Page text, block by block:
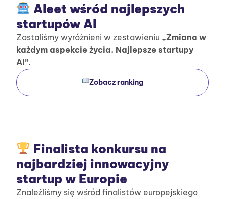
Aleet wśród najlepszych
startupów AI
Zostaliśmy wyróżnieni w zestawieniu „Zmiana w
każdym aspekcie życia. Najlepsze startupy
AI”.
Zobacz ranking
Finalista konkursu na
najbardziej innowacyjny
startup w Europie
Znaleźliśmy się wśród finalistów europejskiego